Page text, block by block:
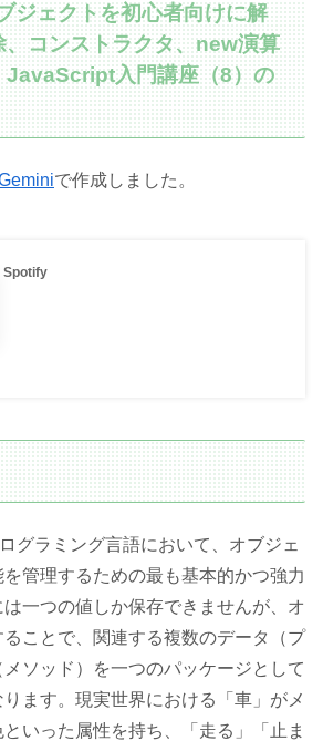
ジェクトを初心者向けに解
、コンストラクタ、new演算
JavaScript入門講座（8）の
で作成しました。
Spotify
グラミング言語において、オブジェ
管理するための最も基本的かつ強力
一つの値しか保存できませんが、オ
ことで、関連する複数のデータ（プ
ソッド）を一つのパッケージとして
ます。現実世界における「車」がメ
いった属性を持ち、「走る」「止ま